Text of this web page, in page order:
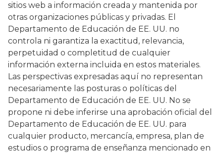
sitios web a información creada y mantenida por
otras organizaciones públicas y privadas. El
Departamento de Educación de EE. UU. no
controla ni garantiza la exactitud, relevancia,
perpetuidad o completitud de cualquier
información externa incluida en estos materiales.
Las perspectivas expresadas aquí no representan
necesariamente las posturas o políticas del
Departamento de Educación de EE. UU. No se
propone ni debe inferirse una aprobación oficial del
Departamento de Educación de EE. UU. para
cualquier producto, mercancía, empresa, plan de
estudios o programa de enseñanza mencionado en